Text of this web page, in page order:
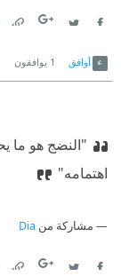
أوافق 1 يوافقون
"النضج هو ما
اهتمامه"
مشاركة من Dia